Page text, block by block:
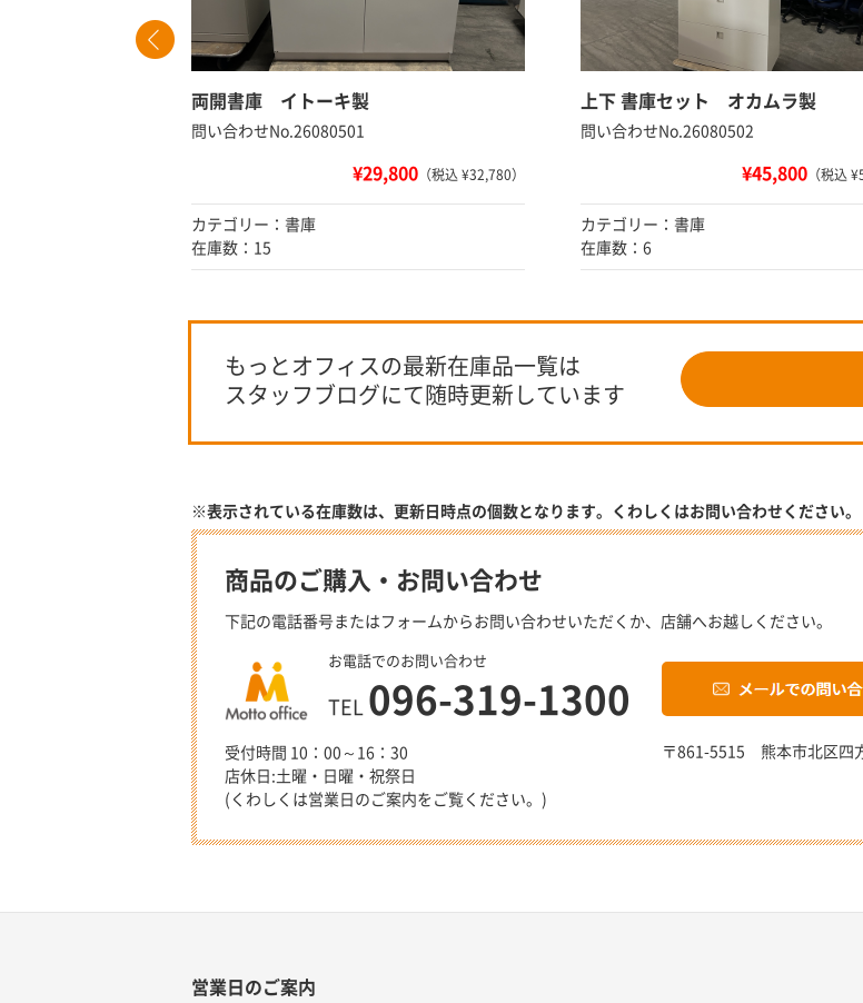
両開書庫 イトーキ製
問い合わせNo.26080501
¥29,800 （税込 ¥32,780）
カテゴリー：書庫
在庫数：15
上下 書庫セット オカムラ製
問い合わせNo.26080502
¥45,800 （税込
カテゴリー：書庫
在庫数：6
もっとオフィスの最新在庫品一覧は
スタッフブログにて随時更新しています
※表示されている在庫数は、更新日時点の個数となります。くわしくはお問い合わせください。
商品のご購入・お問い合わせ
下記の電話番号またはフォームからお問い合わせいただくか、店舗へお越しください。
お電話でのお問い合わせ
TEL 096-319-1300
受付時間 10：00～16：30
店休日:土曜・日曜・祝祭日
(くわしくは営業日のご案内をご覧ください。)
〒861-5515 熊本市北区四
営業日のご案内